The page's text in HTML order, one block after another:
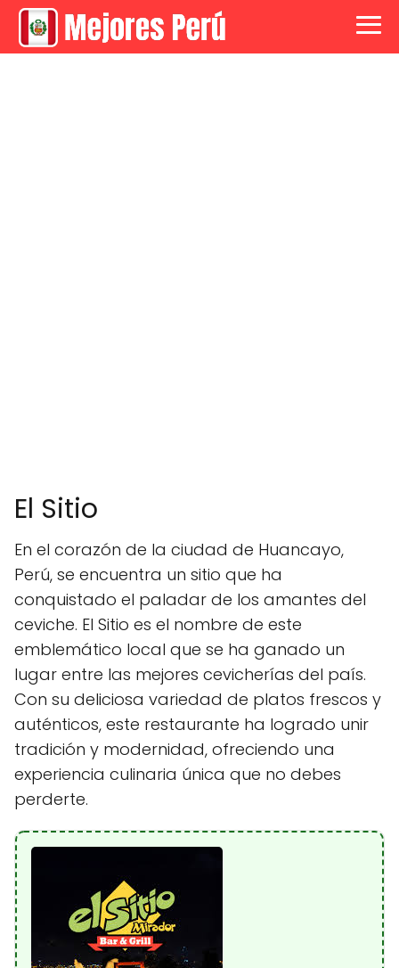
El Sitio
En el corazón de la ciudad de Huancayo,
Perú, se encuentra un sitio que ha
conquistado el paladar de los amantes del
ceviche. El Sitio es el nombre de este
emblemático local que se ha ganado un
lugar entre las mejores cevicherías del país.
Con su deliciosa variedad de platos frescos y
auténticos, este restaurante ha logrado unir
tradición y modernidad, ofreciendo una
experiencia culinaria única que no debes
perderte.